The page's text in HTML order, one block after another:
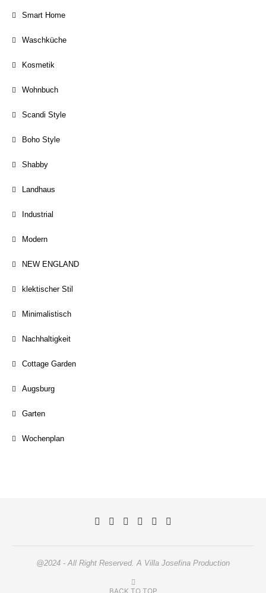
Smart Home
Waschküche
Kosmetik
Wohnbuch
Scandi Style
Boho Style
Shabby
Landhaus
Industrial
Modern
NEW ENGLAND
klektischer Stil
Minimalistisch
Nachhaltigkeit
Cottage Garden
Augsburg
Garten
Wochenplan
@2024 - All Right Reserved. A Villa Josefina Production
BACK TO TOP